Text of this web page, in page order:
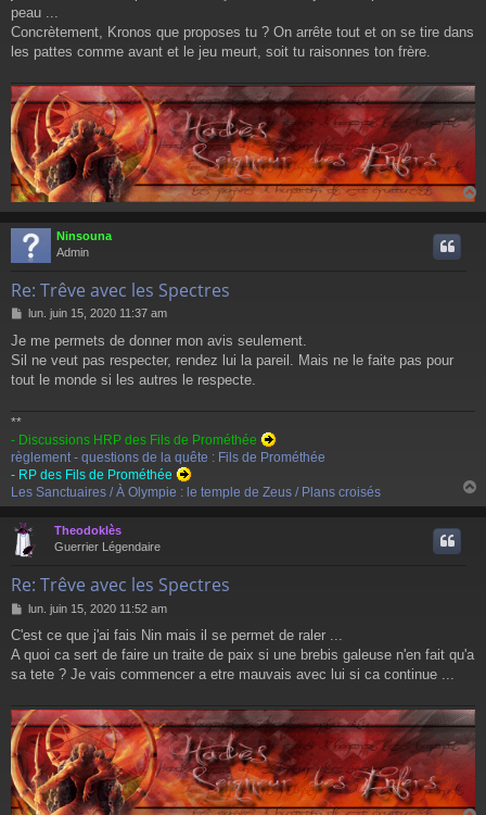
peau ...
Concrètement, Kronos que proposes tu ? On arrête tout et on se tire dans
les pattes comme avant et le jeu meurt, soit tu raisonnes ton frère.
a
Ninsouna
Admin
Re: Trêve avec les Spectres
M
s
a
lun. juin 15, 2020 11:37 am
Je me permets de donner mon avis seulement.
Sil ne veut pas respecter, rendez lui la pareil. Mais ne le faite pas pour
tout le monde si les autres le respecte.
**
- Discussions HRP des Fils de Prométhée
règlement - questions de la quête : Fils de Prométhée
- RP des Fils de Prométhée
Les Sanctuaires / À Olympie : le temple de Zeus / Plans croisés
a
Theodoklès
Guerrier Légendaire
Re: Trêve avec les Spectres
M
s
s
a
lun. juin 15, 2020 11:52 am
C'est ce que j'ai fais Nin mais il se permet de raler ...
A quoi ca sert de faire un traite de paix si une brebis galeuse n'en fait qu'a
sa tete ? Je vais commencer a etre mauvais avec lui si ca continue ...